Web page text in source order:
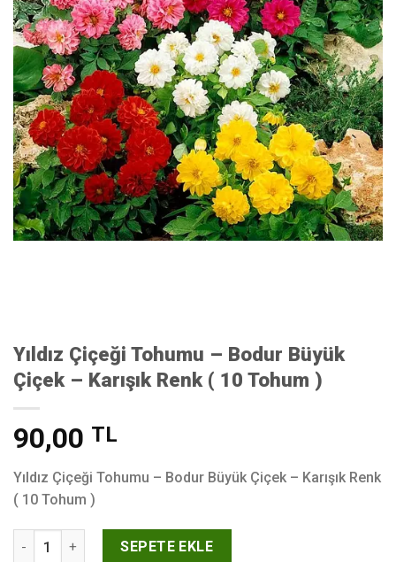
Yıldız Çiçeği Tohumu – Bodur Büyük
Çiçek – Karışık Renk ( 10 Tohum )
90,00 TL
Yıldız Çiçeği Tohumu – Bodur Büyük Çiçek – Karışık Renk
( 10 Tohum )
Yıldız Çiçeği Tohumu - Bodur Büyük Çiçek - Karışık Renk ( 10
SEPETE EKLE